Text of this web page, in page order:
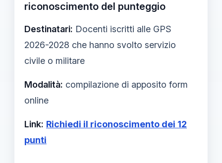
riconoscimento del punteggio
Destinatari: Docenti iscritti alle GPS
2026-2028 che hanno svolto servizio
civile o militare
Modalità: compilazione di apposito form
online
Link: Richiedi il riconoscimento dei 12
punti